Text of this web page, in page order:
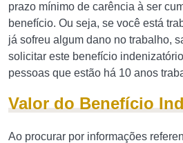
prazo mínimo de carência à ser
benefício. Ou seja, se você está
já sofreu algum dano no trabalho,
solicitar este benefício
pessoas que estão há 10 anos
Valor do Benefício
Ao procurar por informações